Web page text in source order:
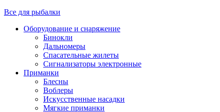
Все для рыбалки
Оборудование и снаряжение
Бинокли
Дальномеры
Спасательные жилеты
Сигнализаторы электронные
Приманки
Блесны
Воблеры
Искусственные насадки
Мягкие приманки